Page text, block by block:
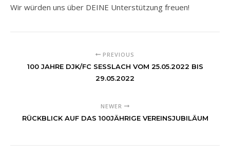
Wir würden uns über DEINE Unterstützung freuen!
PREVIOUS
100 JAHRE DJK/FC SESSLACH VOM 25.05.2022 BIS 2
9.05.2022
NEWER
RÜCKBLICK AUF DAS 100JÄHRIGE VEREINSJUBILÄUM